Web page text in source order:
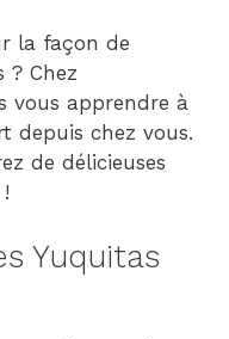
la façon de
? Chez
vous apprendre à
depuis chez vous.
de délicieuses
Yuquitas